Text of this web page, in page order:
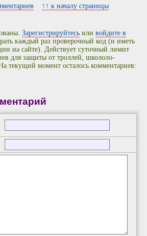
↑↑ к началу страницы
Зарегистрируйтесь иливойдите в
каждый раз проверочный код (и иметь
на сайте). Действует суточный лимит
для защиты от троллей, школоло-
текущий момент осталось комментариев: